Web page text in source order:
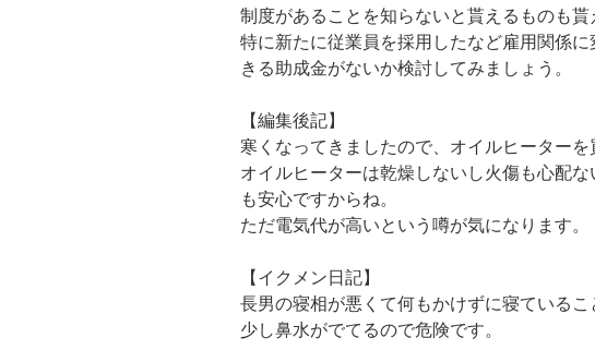
制度があることを知らないと貰えるものも貰
特に新たに従業員を採用したなど雇用関係
きる助成金がないか検討してみましょう。
【編集後記】
寒くなってきましたので、オイルヒーターを
オイルヒーターは乾燥しないし火傷も心配
も安心ですからね。
ただ電気代が高いという噂が気になります。
【イクメン日記】
長男の寝相が悪くて何もかけずに寝ているこ
少し鼻水がでてるので危険です。